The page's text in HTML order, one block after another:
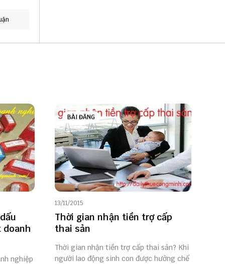
nghiệp
BÀI ĐĂNG
13/11/2015
Thời gian nhận tiền trợ cấp
thai sản
Thời gian nhận tiền trợ cấp thai sản? Khi
người lao động sinh con được hưởng chế